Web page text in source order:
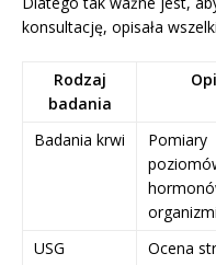
konsultację, opisała
Rodzaj
badania
Badania krwi
Pomiary
USG
Ocena